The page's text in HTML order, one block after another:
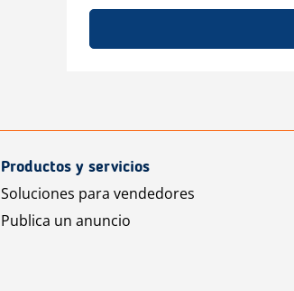
Productos y servicios
Soluciones para vendedores
Publica un anuncio